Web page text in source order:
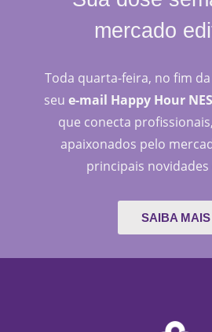
mercado
Toda quarta-feira, no fim
seue-mail Happy Hour
que conecta
apaixonados pelo
principais
SAIBA MAIS